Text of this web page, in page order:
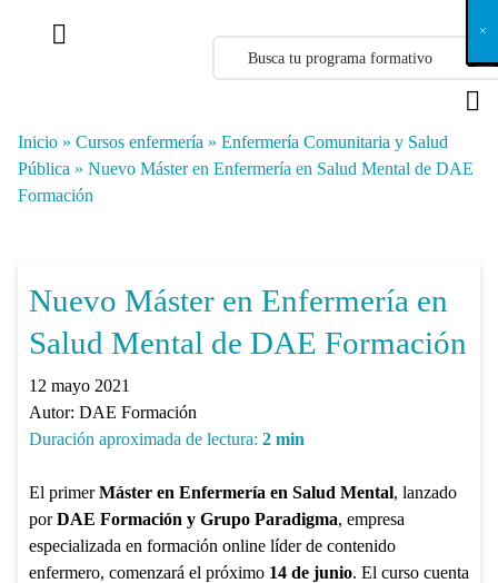
Inicio » Cursos enfermería » Enfermería Comunitaria y Salud
Pública » Nuevo Máster en Enfermería en Salud Mental de DAE
Formación
Nuevo Máster en Enfermería en
Salud Mental de DAE Formación
12 mayo 2021
Autor: DAE Formación
Duración aproximada de lectura: 2 min
El primerMáster en Enfermería en Salud Mental, lanzado
porDAE Formación y Grupo Paradigma, empresa
especializada en formación online líder de contenido
enfermero, comenzará el próximo 14 de junio. El curso cuenta
X
×
×
×
×
×
×
×
×
×
×
×
×
×
×
×
×
×
×
×
×
×
×
×
×
×
×
×
×
×
×
×
×
×
×
×
×
×
×
×
×
×
×
×
×
×
×
×
×
×
×
×
×
×
×
×
×
×
×
×
×
×
×
×
×
×
×
×
×
×
×
×
×
×
×
×
×
×
×
×
×
×
×
×
×
×
×
×
×
×
×
×
×
×
×
×
×
×
×
×
×
×
×
×
×
×
×
×
×
×
×
×
×
×
×
×
×
×
×
×
×
×
×
×
×
×
×
×
×
×
×
×
×
×
×
×
×
×
×
×
×
×
×
×
×
×
×
×
×
×
×
×
×
×
×
×
×
×
×
×
×
×
×
×
×
×
×
×
×
×
×
×
×
×
×
×
×
×
×
×
×
×
×
×
×
×
×
×
×
×
×
×
×
×
×
×
×
×
×
×
×
×
×
×
×
×
×
×
×
×
×
×
×
×
×
×
×